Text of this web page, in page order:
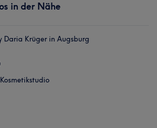
in der Nähe
Daria Krüger in Augsburg